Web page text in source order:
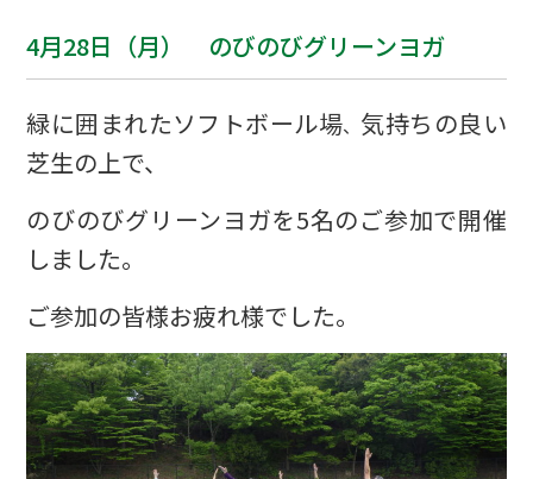
4月28日（月） のびのびグリーンヨガ
緑に囲まれたソフトボール場、 気持ちの良い
芝生の上で、
のびのびグリーンヨガを5名のご参加で開催
しました。
ご参加の皆様お疲れ様でした。